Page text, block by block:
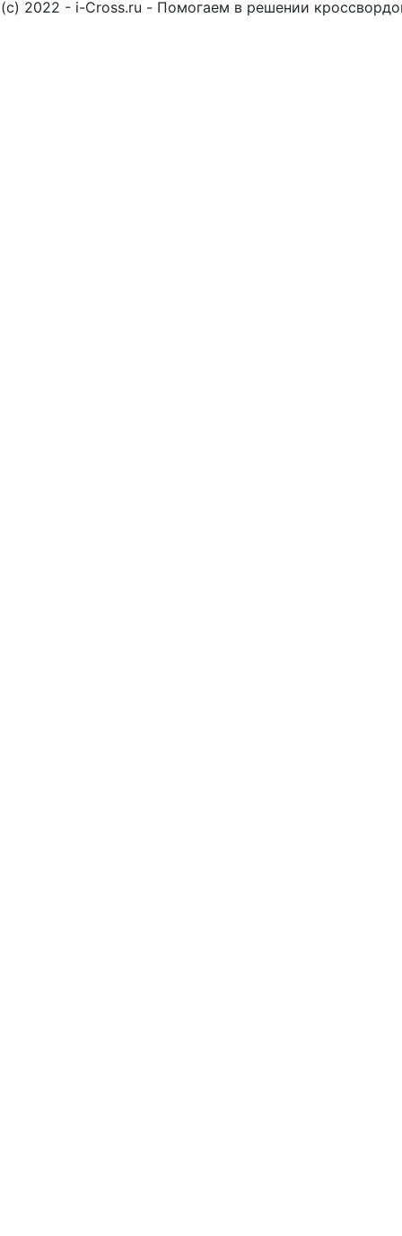
(c) 2022 - i-Cross.ru - Помогаем в решении